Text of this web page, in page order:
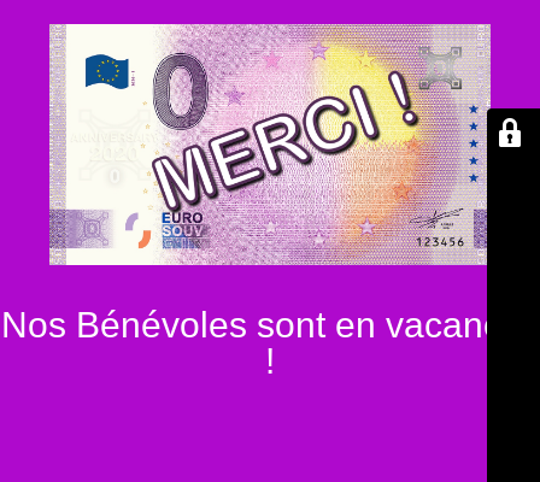
Nos Bénévoles sont en vacances
!